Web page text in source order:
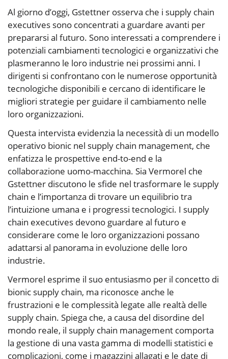
Al giorno d’oggi, Gstettner osserva che i supply chain
executives sono concentrati a guardare avanti per
prepararsi al futuro. Sono interessati a comprendere i
potenziali cambiamenti tecnologici e organizzativi che
plasmeranno le loro industrie nei prossimi anni. I
dirigenti si confrontano con le numerose opportunità
tecnologiche disponibili e cercano di identificare le
migliori strategie per guidare il cambiamento nelle
loro organizzazioni.
Questa intervista evidenzia la necessità di un modello
operativo bionic nel supply chain management, che
enfatizza le prospettive end-to-end e la
collaborazione uomo-macchina. Sia Vermorel che
Gstettner discutono le sfide nel trasformare le supply
chain e l’importanza di trovare un equilibrio tra
l’intuizione umana e i progressi tecnologici. I supply
chain executives devono guardare al futuro e
considerare come le loro organizzazioni possano
adattarsi al panorama in evoluzione delle loro
industrie.
Vermorel esprime il suo entusiasmo per il concetto di
bionic supply chain, ma riconosce anche le
frustrazioni e le complessità legate alle realtà delle
supply chain. Spiega che, a causa del disordine del
mondo reale, il supply chain management comporta
la gestione di una vasta gamma di modelli statistici e
complicazioni, come i magazzini allagati e le date di